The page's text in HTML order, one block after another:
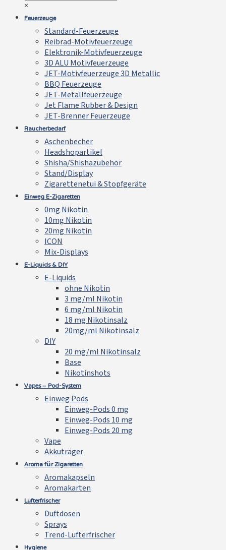
×
Feuerzeuge
Standard-Feuerzeuge
Reibrad-Motivfeuerzeuge
Elektronik-Motivfeuerzeuge
3D ALU Motivfeuerzeuge
JET-Motivfeuerzeuge 3D Metallic
BBQ Feuerzeuge
JET-Metallfeuerzeuge
Jet Flame Rubber & Design
JET-Brenner Feuerzeuge
Raucherbedarf
Aschenbecher
Headshopartikel
Shisha/Shishazubehör
Stand/Display
Zigarettenetui & Stopfgeräte
Einweg E-Zigaretten
0mg Nikotin
10mg Nikotin
20mg Nikotin
ICON
Mix-Displays
E-Liquids & DIY
E-Liquids
ohne Nikotin
3 mg/ml Nikotin
6 mg/ml Nikotin
18 mg Nikotinsalz
20mg/ml Nikotinsalz
DIY
20 mg/ml Nikotinsalz
Base
Nikotinshots
Vapes – Pod-System
Einweg Pods
Einweg-Pods 0 mg
Einweg-Pods 10 mg
Einweg-Pods 20 mg
Vape
Akkuträger
Aroma für Zigaretten
Aromakapseln
Aromakarten
Lufterfrischer
Duftdosen
Sprays
Trend-Lufterfrischer